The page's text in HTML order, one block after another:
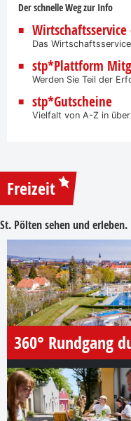
Der schnelle Weg zur Info
Das
stp*Plattform
Werden Sie Teil der
stp*Gutscheine
Vielfalt von A-Z in
Freizeit
St. Pölten sehen und
360° Rundgang